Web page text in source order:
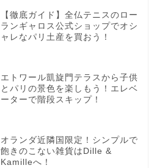
【徹底ガイド】全仏テニスのロー
ランギャロス公式ショップでオシ
ャレなパリ土産を買おう！
エトワール凱旋門テラスから子供
とパリの景色を楽しもう！エレベ
ーターで階段スキップ！
オランダ近隣国限定！シンプルで
飽きのこない雑貨はDille &
Kamilleへ！